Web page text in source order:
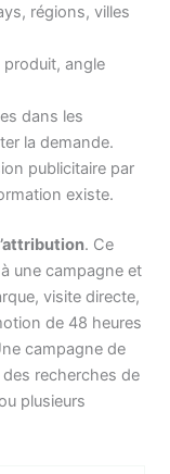
régions, villes
angle
dans les
la demande.
publicitaire par
existe.
. Ce
une campagne et
visite directe,
de 48 heures
campagne de
recherches de
plusieurs